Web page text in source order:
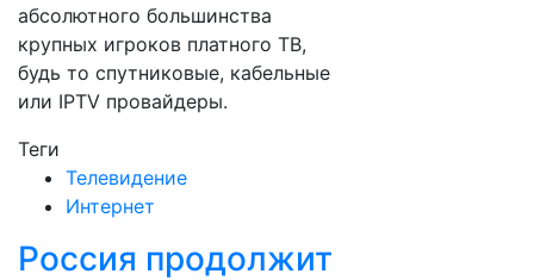
абсолютного большинства
крупных игроков платного ТВ,
будь то спутниковые, кабельные
или IPTV провайдеры.
Теги
Телевидение
Интернет
Россия продолжит